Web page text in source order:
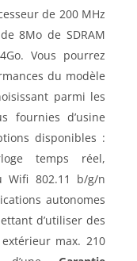
de 200 MHz
8Mo de SDRAM
Vous pourrez
du modèle
parmi les
fournies d’usine
disponibles :
temps réel,
Wifi 802.11 b/g/n
autonomes
d’utiliser des
max. 210